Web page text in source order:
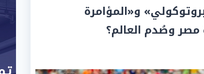
و«المؤامرة
وصُدم العالم؟